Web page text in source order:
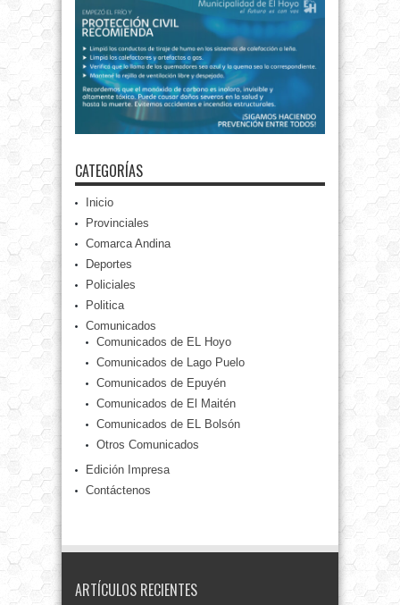
CATEGORÍAS
Inicio
Provinciales
Comarca Andina
Deportes
Policiales
Politica
Comunicados
Comunicados de EL Hoyo
Comunicados de Lago Puelo
Comunicados de Epuyén
Comunicados de El Maitén
Comunicados de EL Bolsón
Otros Comunicados
Edición Impresa
Contáctenos
ARTÍCULOS RECIENTES